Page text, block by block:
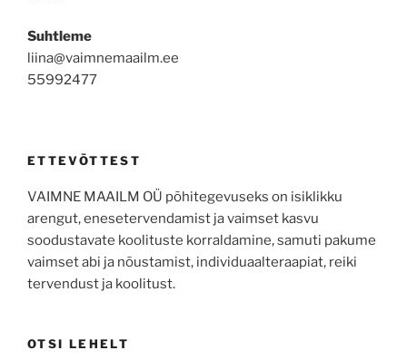
Suhtleme
liina@vaimnemaailm.ee
55992477
ETTEVÕTTEST
VAIMNE MAAILM OÜ põhitegevuseks on isiklikku
arengut, enesetervendamist ja vaimset kasvu
soodustavate koolituste korraldamine, samuti pakume
vaimset abi ja nõustamist, individuaalteraapiat, reiki
tervendust ja koolitust.
OTSI LEHELT